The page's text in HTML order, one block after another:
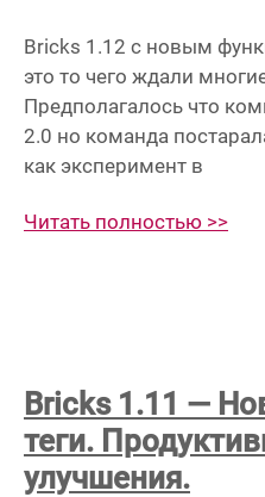
Bricks 1.12 с новым
это то чего ждали
Предполагалось что
2.0 но команда
как эксперимент в
Читать полностью >>
Bricks 1.11 —
теги.
улучшения.